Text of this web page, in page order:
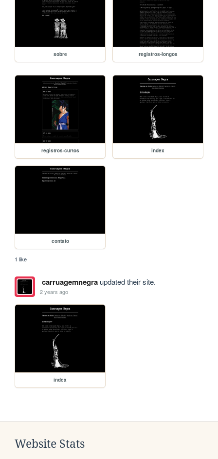
sobre registros-longos
registros-curtos index
contato
1 like
carruagemnegraupdated their site.
2 years ago
index
Website Stats